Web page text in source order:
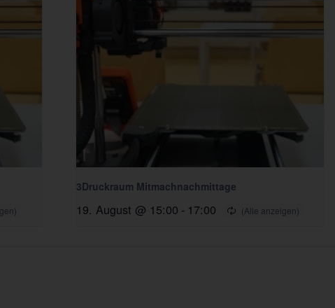
3Druckraum Mitmachnachmittage
19. August @ 15:00 - 17:00